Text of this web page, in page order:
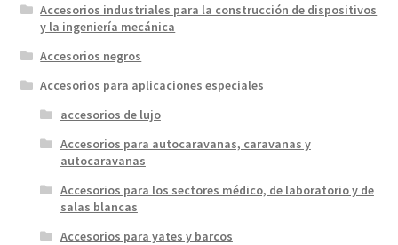
Accesorios industriales para la construcción de dispositivos
y la ingeniería mecánica
Accesorios negros
Accesorios para aplicaciones especiales
accesorios de lujo
Accesorios para autocaravanas, caravanas y
autocaravanas
Accesorios para los sectores médico, de laboratorio y de
salas blancas
Accesorios para yates y barcos